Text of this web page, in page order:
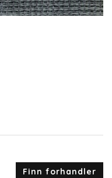
Finn forhandler